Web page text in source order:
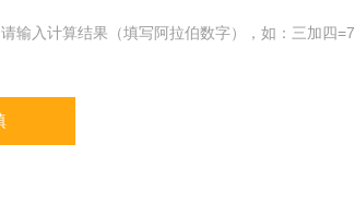
请输入计算结果（填写阿拉伯数字），如：三加四=7